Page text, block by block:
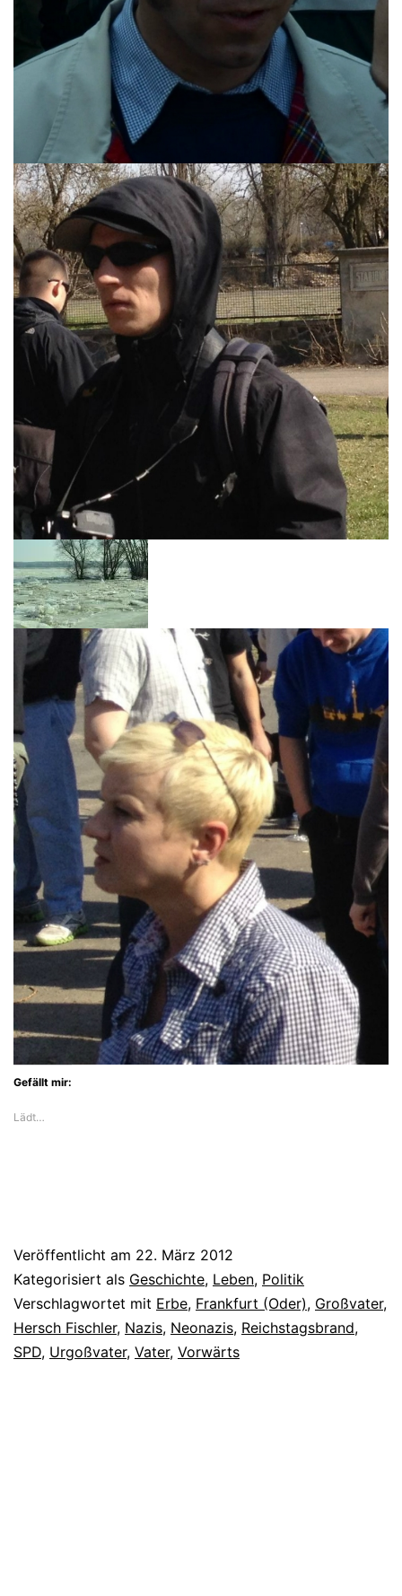
Gefällt mir:
Lädt…
Veröffentlicht am 22. März 2012
Kategorisiert als Geschichte, Leben, Politik
Verschlagwortet mit Erbe, Frankfurt (Oder), Großvater,
Hersch Fischler, Nazis, Neonazis, Reichstagsbrand,
SPD, Urgoßvater, Vater, Vorwärts